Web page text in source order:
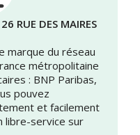
RUE DES MAIRES
marque du réseau
métropolitaine
: BNP Paribas,
pouvez
et facilement
libre-service sur